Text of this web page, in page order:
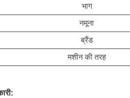
भाग
नमूना
ब्रैंड
मशीन की तरह